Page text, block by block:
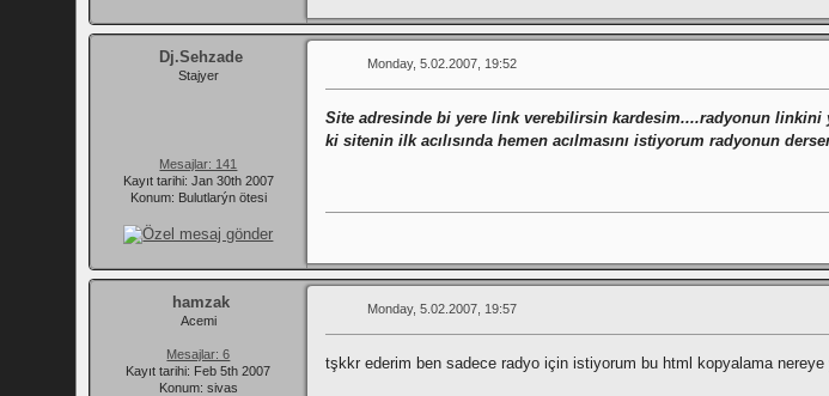
Dj.Sehzade
Stajyer
Mesajlar: 141
Kayıt tarihi: Jan 30th 2007
Konum: Bulutlarýn ötesi
Monday, 5.02.2007, 19:52
Site adresinde bi yere link verebilirsin kardesim....radyonun linkini
ki sitenin ilk acılısında hemen acılmasını istiyorum radyonun
hamzak
Acemi
Mesajlar: 6
Kayıt tarihi: Feb 5th 2007
Konum: sivas
Monday, 5.02.2007, 19:57
tşkkr ederim ben sadece radyo için istiyorum bu html kopyalama nereye